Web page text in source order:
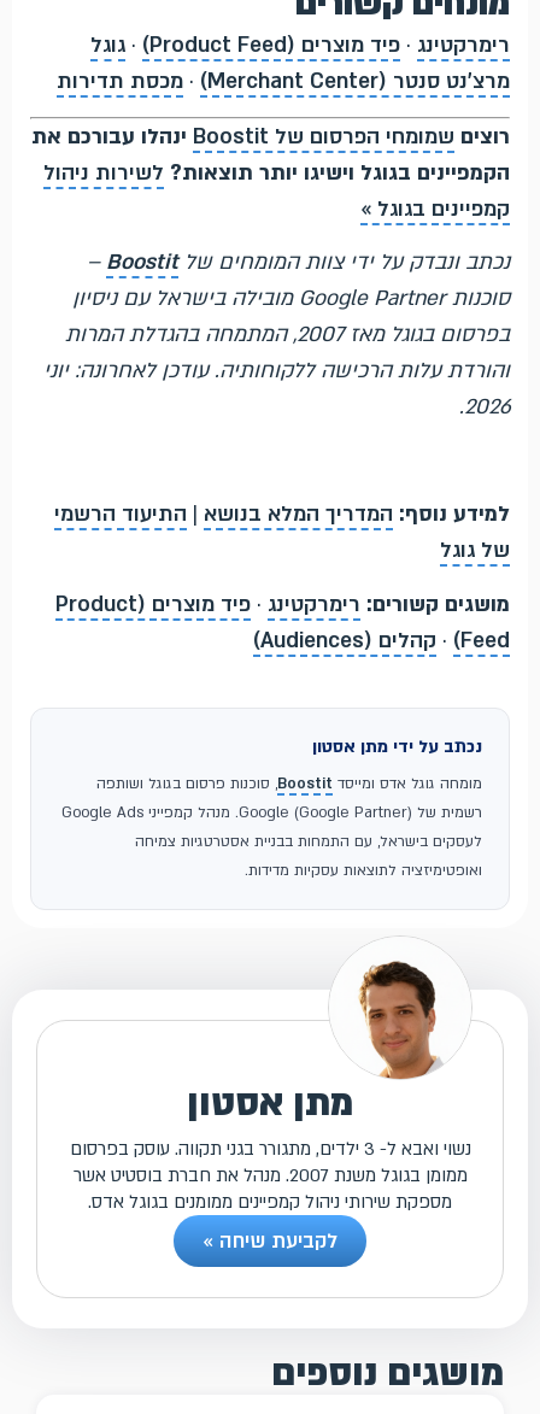
רימרקטינג · פיד מוצרים (Product Feed) · גוגל
מרצ'נט סנטר (Merchant Center)
· מכסת תדירות
רוצים שמומחי הפרסום של Boostit
ינהלו עבורכם את
הקמפיינים בגוגל וישיגו יותר תוצאות? לשירות ניהול
קמפיינים בגוגל »
נכתב ונבדק על ידי צוות המומחים שלBoostit
–
סוכנות Google Partner מובילה בישראל עם ניסיון
בפרסום בגוגל מאז 2007, המתמחה בהגדלת המרות
והורדת עלות הרכישה ללקוחותיה. עודכן לאחרונה: יוני
2026.
למידע נוסף: המדריך המלא בנושא | התיעוד הרשמי
של גוגל
מושגים קשורים: רימרקטינג ·
פיד מוצרים (Product
Feed)
· קהלים (Audiences)
נכתב על ידי מתן אסטון
מומחה גוגל אדס ומייסד Boostit, סוכנות פרסום בגוגל ושותפה
רשמית של Google (Google Partner). מנהל קמפייני Google Ads
לעסקים בישראל, עם התמחות בבניית אסטרטגיות צמיחה
ואופטימיזציה לתוצאות עסקיות מדידות.
מתן אסטון
נשוי ואבא ל- 3 ילדים, מתגורר בגני תקווה. עוסק בפרסום
ממומן בגוגל משנת 2007. מנהל את חברת בוסטיט אשר
מספקת שירותי ניהול קמפיינים ממומנים בגוגל אדס.
לקביעת שיחה »
מושגים נוספים